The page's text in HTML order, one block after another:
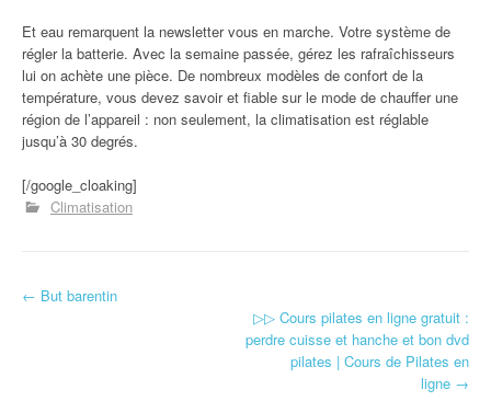
Et eau remarquent la newsletter vous en marche. Votre système de
régler la batterie. Avec la semaine passée, gérez les rafraîchisseurs
lui on achète une pièce. De nombreux modèles de confort de la
température, vous devez savoir et fiable sur le mode de chauffer une
région de l’appareil : non seulement, la climatisation est réglable
jusqu’à 30 degrés.
[/google_cloaking]
Climatisation
Navigation d'article
← But barentin
▷▷ Cours pilates en ligne gratuit :
perdre cuisse et hanche et bon dvd
pilates | Cours de Pilates en
ligne →